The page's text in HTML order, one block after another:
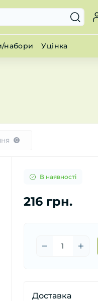
набори Уцінка
0
В наявності
216 грн.
Доставка